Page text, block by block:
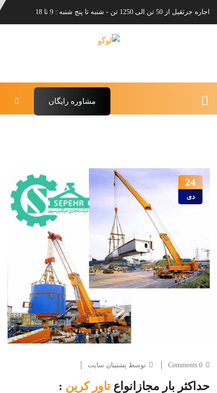
اجاره جرثقیل از 50 تن الی 1250 تن - شنبه تا پنج شنبه : 9 تا 18
مشاوره رایگان
24
دی
0 Comments توسط پشتیبان سایت
حداکثر بار مجازانواع تاور کرین :